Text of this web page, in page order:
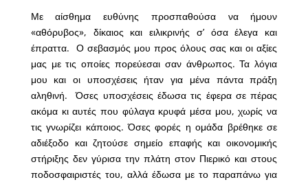
Με αίσθημα ευθύνης προσπαθούσα να ήμουν
«αθόρυβος», δίκαιος και ειλικρινής σ’ όσα έλεγα και
έπραττα. Ο σεβασμός μου προς όλους σας και οι αξίες
μας με τις οποίες πορεύεσαι σαν άνθρωπος. Τα λόγια
μου και οι υποσχέσεις ήταν για μένα πάντα πράξη
αληθινή. Όσες υποσχέσεις έδωσα τις έφερα σε πέρας
ακόμα κι αυτές που φύλαγα κρυφά μέσα μου, χωρίς να
τις γνωρίζει κάποιος. Όσες φορές η ομάδα βρέθηκε σε
αδιέξοδο και ζητούσε σημείο επαφής και οικονομικής
στήριξης δεν γύρισα την πλάτη στον Πιερικό και στους
ποδοσφαιριστές του, αλλά έδωσα με το παραπάνω για